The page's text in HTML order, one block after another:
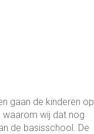
gaan de kinderen op
waarom wij dat nog
de basisschool. De